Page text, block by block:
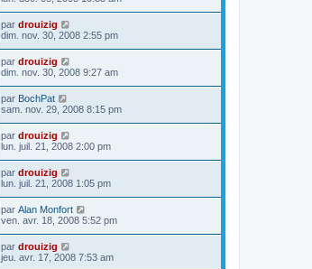
par drouizig
dim. nov. 30, 2008 2:55 pm
par drouizig
dim. nov. 30, 2008 9:27 am
par BochPat
sam. nov. 29, 2008 8:15 pm
par drouizig
lun. juil. 21, 2008 2:00 pm
par drouizig
lun. juil. 21, 2008 1:05 pm
par Alan Monfort
ven. avr. 18, 2008 5:52 pm
par drouizig
jeu. avr. 17, 2008 7:53 am